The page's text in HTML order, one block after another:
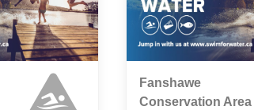
Fanshawe
Conservation Area